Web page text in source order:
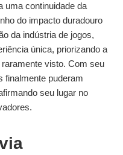
uma continuidade da
do impacto duradouro
da indústria de jogos,
única, priorizando a
visto. Com seu
finalmente puderam
seu lugar no